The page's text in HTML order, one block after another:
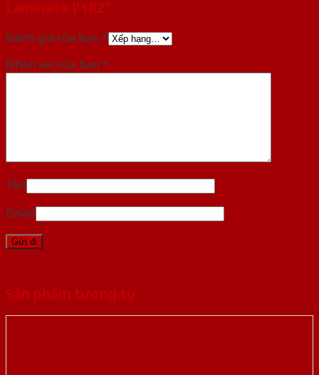
Laminate P1R2”
Đánh giá của bạn *
Nhận xét của bạn *
Tên
Email
Sản phẩm tương tự